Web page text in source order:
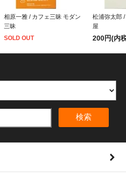
相原一雅 / カフェ三昧 モダン
三昧
SOLD OUT
松浦弥太郎
屋
200円(内
検索